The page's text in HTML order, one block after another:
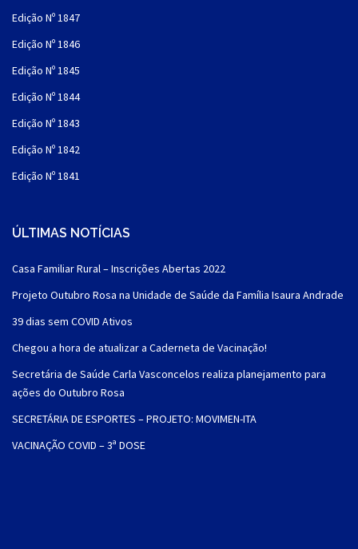
Edição Nº 1847
Edição Nº 1846
Edição Nº 1845
Edição Nº 1844
Edição Nº 1843
Edição Nº 1842
Edição Nº 1841
ÚLTIMAS NOTÍCIAS
Casa Familiar Rural – Inscrições Abertas 2022
Projeto Outubro Rosa na Unidade de Saúde da Família Isaura Andrade
39 dias sem COVID Ativos
Chegou a hora de atualizar a Caderneta de Vacinação!
Secretária de Saúde Carla Vasconcelos realiza planejamento para
ações do Outubro Rosa
SECRETÁRIA DE ESPORTES – PROJETO: MOVIMEN-ITA
VACINAÇÃO COVID – 3ª DOSE